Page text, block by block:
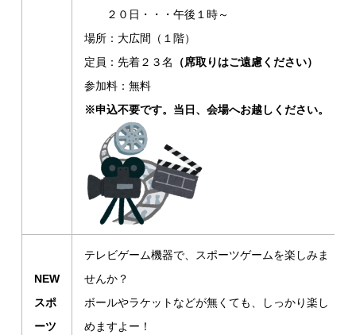
２０日・・・午後１時～
場所：大広間（１階）
定員：先着２３名
（席取りはご遠慮ください）
参加料：無料
※申込不要です。当日、会場へお越しください。
NEW
スポ
ーツ
テレビゲーム機器で、スポーツゲームを楽しみま
せんか？
ボールやラケットなどが無くても、しっかり楽し
めますよー！